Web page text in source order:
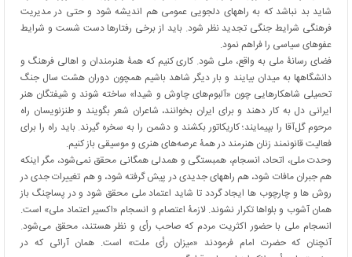
شاید بد نباشد که به راههای دلجویی عمومی هم اندیشه شود و حتی در مدیریت
فرهنگی شرایط جنگی تجدید نظر شود. باید از برخی رفتارها دست شست و شرایط
عفوهای سیاسی را فراهم نمود.
فضای رسانۀ ملی به واقع، ملی شود. کاری کنیم که همۀ هنرمندان و اهالی فرهنگ و
دانشگاهها به میدان بیایند و بار دیگر شاهد باشیم همچون دوران هشت سال جنگ
تحمیلی شاهکارهایی چون «آلبوم‌های چاوش و شیدا» ساخته شوند و شیفتگان هنر
ایرانی دل به کار دهند و برای ایران بخوانند، شاعران شعر بگویند و طنزنویسان راه
مرحوم گل‌آقا را بپیمایند؛ کاریکاتور بکشند و دشمن را به سخره گیرند. باید راه را برای
فعالیت قانونمند زنان هنرمند در همۀ عرصه‌های هنری و موسیقی باز کنیم.
وحدت ملی، اتحاد، انسجام، همبستگی و همدلی همگانی محقق نمی‌شود، مگر اینکه
هم جبران مافات شود، هم راههای جدیدی در پیش گرفته شود، و هم تغییرات جدی در
روش ها و چارچوب ها ایجاد گردد تا شاید اعتماد ملی محقق ‌شود و در پساچنگ باز
همان آشوب و بلواها تکرار نشوند. لازمۀ اعتصام و انسجام «اکسیر اعتماد ملی» است.
انسجام ملی با حضور اکثریت مردم که صاحب رأی و نظر هستند، محقق می‌شود.
آنچنان که حضرت امام فرمودند «میزان رأی ملت» است. همان آرائی که در